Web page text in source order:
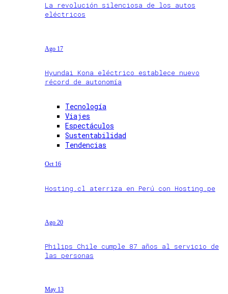
La revolución silenciosa de los autos
eléctricos
Ago 17
Hyundai Kona eléctrico establece nuevo
récord de autonomía
Tecnología
Viajes
Espectáculos
Sustentabilidad
Tendencias
Oct 16
Hosting.cl aterriza en Perú con Hosting.pe
Ago 20
Philips Chile cumple 87 años al servicio de
las personas
May 13